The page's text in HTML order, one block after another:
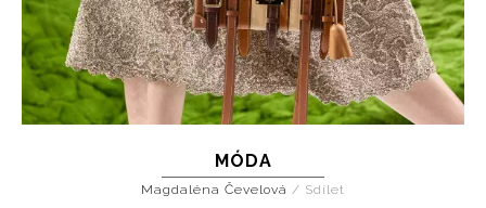
MÓDA
Magdaléna Čevelová / Sdílet